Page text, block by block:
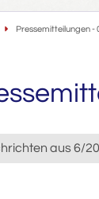
Pressemitteilungen -
aus 6/